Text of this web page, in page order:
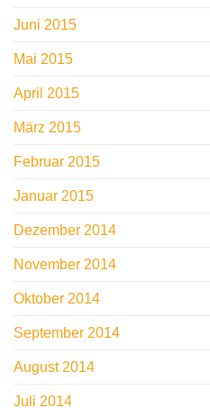
Juni 2015
Mai 2015
April 2015
März 2015
Februar 2015
Januar 2015
Dezember 2014
November 2014
Oktober 2014
September 2014
August 2014
Juli 2014